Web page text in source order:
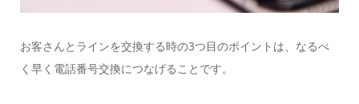
お客さんとラインを交換する時の3つ目のポイントは、なるべ
く早く電話番号交換につなげることです。